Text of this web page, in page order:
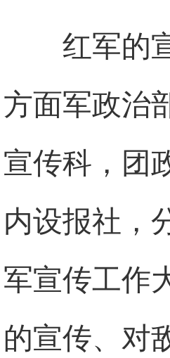
红军的
方面军政治
宣传科，团
内设报社，
军宣传工作
的宣传、对